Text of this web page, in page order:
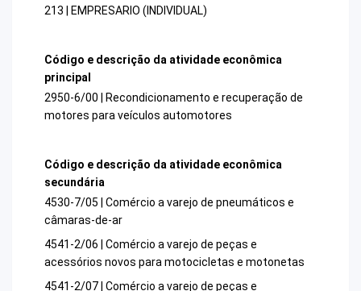
213 | EMPRESARIO (INDIVIDUAL)
Código e descrição da atividade econômica
principal
2950-6/00 | Recondicionamento e recuperação de
motores para veículos automotores
Código e descrição da atividade econômica
secundária
4530-7/05 | Comércio a varejo de pneumáticos e
câmaras-de-ar
4541-2/06 | Comércio a varejo de peças e
acessórios novos para motocicletas e motonetas
4541-2/07 | Comércio a varejo de peças e